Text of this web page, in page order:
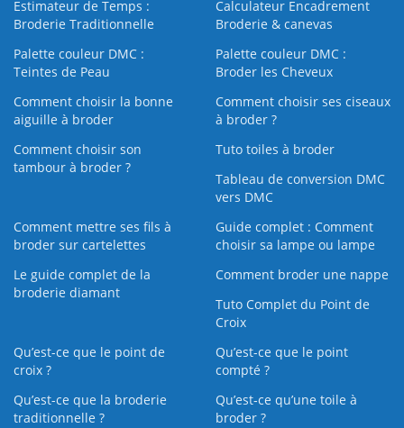
Estimateur de Temps :
Broderie Traditionnelle
Calculateur Encadrement
Broderie & canevas
Palette couleur DMC :
Teintes de Peau
Palette couleur DMC :
Broder les Cheveux
Comment choisir la bonne
aiguille à broder
Comment choisir ses ciseaux
à broder ?
Comment choisir son
tambour à broder ?
Tuto toiles à broder
Tableau de conversion DMC
vers DMC
Comment mettre ses fils à
broder sur cartelettes
Guide complet : Comment
choisir sa lampe ou lampe
Le guide complet de la
broderie diamant
Comment broder une nappe
Tuto Complet du Point de
Croix
Qu’est-ce que le point de
croix ?
Qu’est-ce que le point
compté ?
Qu’est-ce que la broderie
traditionnelle ?
Qu’est‑ce qu’une toile à
broder ?